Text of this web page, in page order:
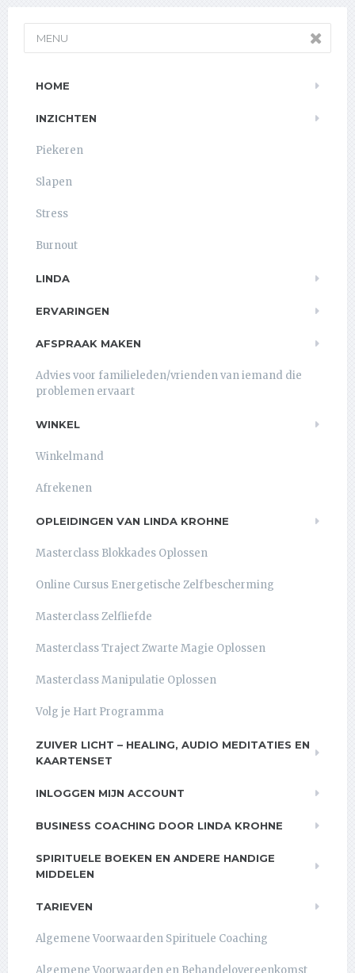
MENU
HOME
INZICHTEN
Piekeren
Slapen
Stress
Burnout
LINDA
ERVARINGEN
AFSPRAAK MAKEN
Advies voor familieleden/vrienden van iemand die
problemen ervaart
WINKEL
Winkelmand
Afrekenen
OPLEIDINGEN VAN LINDA KROHNE
Masterclass Blokkades Oplossen
Online Cursus Energetische Zelfbescherming
Masterclass Zelfliefde
Masterclass Traject Zwarte Magie Oplossen
Masterclass Manipulatie Oplossen
Volg je Hart Programma
ZUIVER LICHT – HEALING, AUDIO MEDITATIES EN
KAARTENSET
INLOGGEN MIJN ACCOUNT
BUSINESS COACHING DOOR LINDA KROHNE
SPIRITUELE BOEKEN EN ANDERE HANDIGE
MIDDELEN
TARIEVEN
Algemene Voorwaarden Spirituele Coaching
Algemene Voorwaarden en Behandelovereenkomst